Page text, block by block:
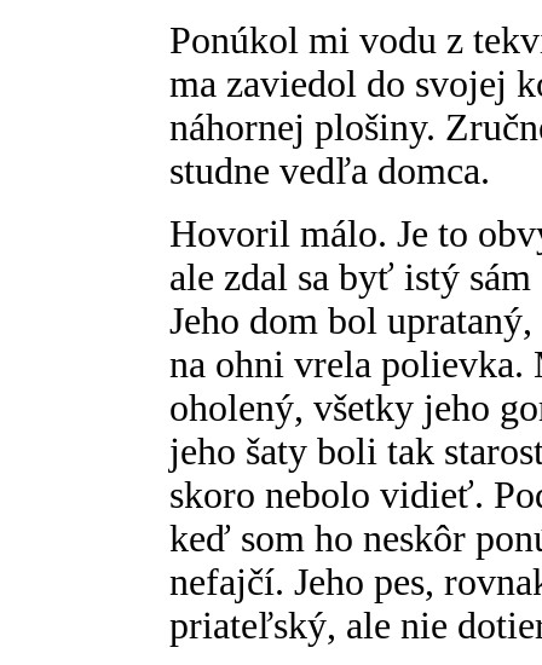
Ponúkol mi vodu z
ma zaviedol do svojej
náhornej plošiny.
studne vedľa domca.
Hovoril málo. Je to
ale zdal sa byť istý
Jeho dom bol
na ohni vrela polievka.
oholený, všetky jeho
jeho šaty boli tak
skoro nebolo vidieť.
keď som ho neskôr
nefajčí. Jeho pes,
priateľský, ale nie